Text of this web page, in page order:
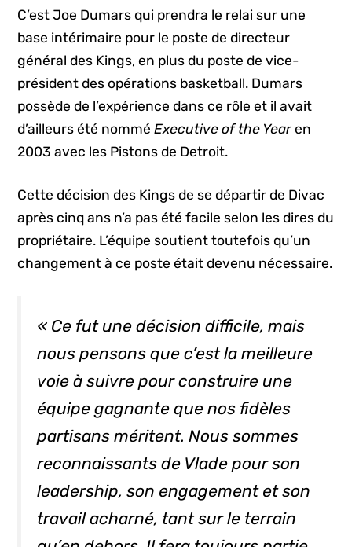
C’est Joe Dumars qui prendra le relai sur une
base intérimaire pour le poste de directeur
général des Kings, en plus du poste de vice-
président des opérations basketball. Dumars
possède de l’expérience dans ce rôle et il avait
d’ailleurs été nomméExecutive of the Yearen
2003 avec les Pistons de Detroit.
Cette décision des Kings de se départir de Divac
après cinq ans n’a pas été facile selon les dires du
propriétaire. L’équipe soutient toutefois qu’un
changement à ce poste était devenu nécessaire.
« Ce fut une décision difficile, mais
nous pensons que c’est la meilleure
voie à suivre pour construire une
équipe gagnante que nos fidèles
partisans méritent. Nous sommes
reconnaissants de Vlade pour son
leadership, son engagement et son
travail acharné, tant sur le terrain